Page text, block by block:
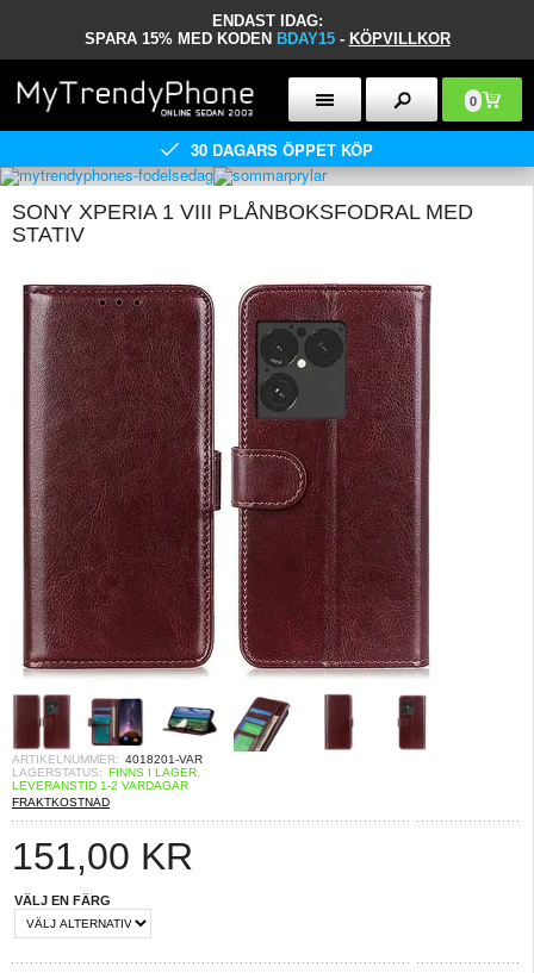
ENDAST IDAG:
SPARA 15% MED KODEN BDAY15 - KÖPVILLKOR
0
30 DAGARS ÖPPET KÖP
SONY XPERIA 1 VIII PLÅNBOKSFODRAL MED
STATIV
ARTIKELNUMMER: 4018201-VAR
LAGERSTATUS: FINNS I LAGER.
LEVERANSTID 1-2 VARDAGAR
FRAKTKOSTNAD
151,00 KR
VÄLJ EN FÄRG